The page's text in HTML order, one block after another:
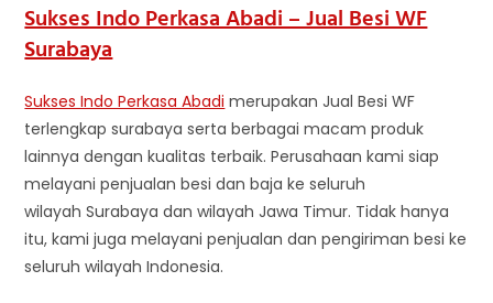
Sukses Indo Perkasa Abadi – Jual Besi WF
Surabaya
Sukses Indo Perkasa Abadi merupakan Jual Besi WF
terlengkap surabaya serta berbagai macam produk
lainnya dengan kualitas terbaik. Perusahaan kami siap
melayani penjualan besi dan baja ke seluruh
wilayah Surabaya dan wilayah Jawa Timur. Tidak hanya
itu, kami juga melayani penjualan dan pengiriman besi ke
seluruh wilayah Indonesia.